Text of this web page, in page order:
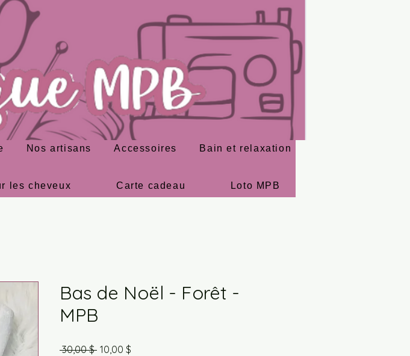
Nos artisans Accessoires Bain et relaxation
les cheveux Carte cadeau Loto MPB
Bas de Noël - Forêt -
MPB
30,00 $ Prix
10,00 $